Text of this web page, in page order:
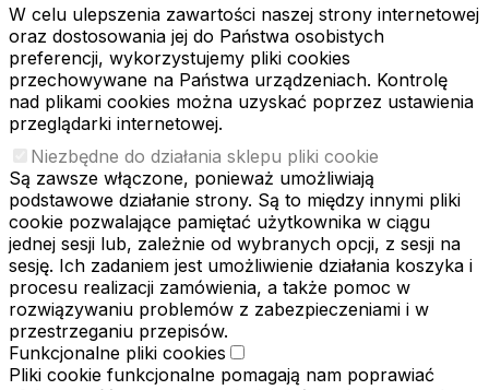
W celu ulepszenia zawartości naszej strony internetowej
oraz dostosowania jej do Państwa osobistych
preferencji, wykorzystujemy pliki cookies
przechowywane na Państwa urządzeniach. Kontrolę
nad plikami cookies można uzyskać poprzez ustawienia
przeglądarki internetowej.
Niezbędne do działania sklepu pliki cookie
Są zawsze włączone, ponieważ umożliwiają
podstawowe działanie strony. Są to między innymi pliki
cookie pozwalające pamiętać użytkownika w ciągu
jednej sesji lub, zależnie od wybranych opcji, z sesji na
sesję. Ich zadaniem jest umożliwienie działania koszyka i
procesu realizacji zamówienia, a także pomoc w
rozwiązywaniu problemów z zabezpieczeniami i w
przestrzeganiu przepisów.
Funkcjonalne pliki cookies
Pliki cookie funkcjonalne pomagają nam poprawiać